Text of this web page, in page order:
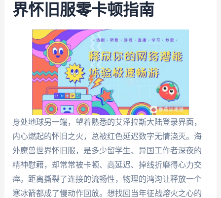
界怀旧服零卡顿指南
身处地球另一端，望着熟悉的艾泽拉斯大陆登录界面，
内心燃起的怀旧之火，总被红色延迟数字无情浇灭。海
外魔兽世界怀旧服，是多少留学生、异国工作者深夜的
精神慰藉，却常常被卡顿、高延迟、掉线折磨得心力交
瘁。距离撕裂了连接的流畅性，物理的鸿沟让释放一个
寒冰箭都成了慢动作回放。想找回当年征战熔火之心的